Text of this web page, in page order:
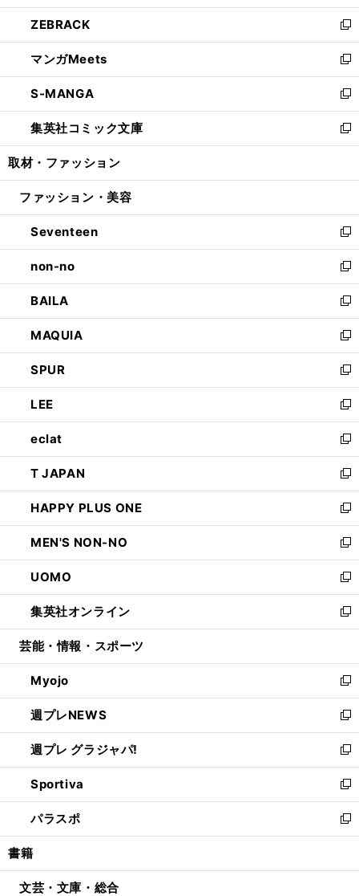
開
く
ウ
で
開
く
ン
ド
ウ
で
開
く
ウ
ィ
ン
ド
ウ
で
開
く
し
い
ウ
ィ
ン
ド
ウ
で
開
ZEBRACK
新
し
い
ウ
ィ
ン
ド
ウ
開
マンガMeets
新
し
い
ウ
ィ
ン
ウ
開
く
S-MANGA
新
し
い
ウ
ン
ウ
で
開
く
集英社コミック文庫
新
し
ウ
ン
ド
ウ
で
開
く
取材・ファッション
ファッション・美容
Seventeen
新
し
い
ウ
ィ
ン
ド
ウ
で
開
く
non-no
新
し
い
ウ
ィ
ン
ド
ウ
で
開
く
BAILA
新
し
い
ウ
ィ
ン
ド
ウ
で
開
く
MAQUIA
新
し
い
ウ
ィ
ン
ド
ウ
で
開
く
SPUR
新
し
い
ウ
ィ
ン
ド
ウ
で
開
く
LEE
新
し
い
ウ
ィ
ン
ド
ウ
で
開
く
eclat
新
し
い
ウ
ィ
ン
ド
ウ
で
開
く
T JAPAN
新
し
い
ウ
ィ
ン
ド
ウ
で
開
HAPPY PLUS ONE
新
し
い
ウ
ィ
ン
ド
ウ
開
く
MEN'S NON-NO
新
し
い
ウ
ィ
ン
ウ
で
開
く
UOMO
新
し
い
ウ
ン
ド
ウ
で
開
く
集英社オンライン
新
し
ウ
ィ
ン
ド
ウ
で
開
く
芸能・情報・スポーツ
Myojo
新
し
い
ウ
ィ
ン
ド
ウ
で
開
週プレNEWS
新
し
い
ウ
ィ
ン
ド
ウ
開
週プレ グラジャパ!
新
し
い
ウ
ィ
ン
ウ
Sportiva
新
し
い
ウ
ン
パラスポ
新
し
ウ
書籍
文芸・文庫・総合